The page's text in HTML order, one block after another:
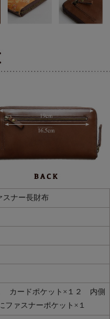
スナー長財布
カードポケット×１２ 内側
ァスナーポケット×１